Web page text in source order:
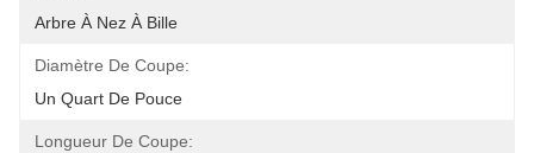
Arbre À Nez À Bille
Diamètre De Coupe:
Un Quart De Pouce
Longueur De Coupe: